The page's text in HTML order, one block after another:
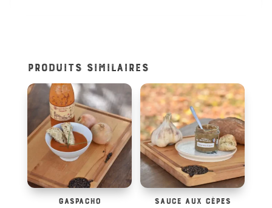
PRODUITS SIMILAIRES
GASPACHO SAUCE AUX CÈPES